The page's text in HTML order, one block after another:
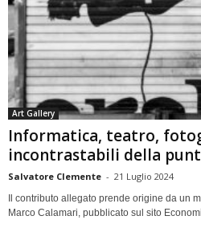
Art Gallery
Informatica, teatro,
incontrastabili della
Salvatore Clemente - 21 Luglio 2024
Il contributo allegato prende origine da un
Marco Calamari, pubblicato sul sito